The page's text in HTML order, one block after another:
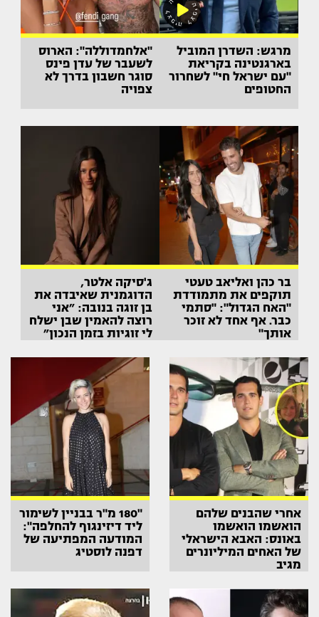
מרגש: השדרן המוביל
בארגנטינה בקריאת
"עם ישראל חי" לשחרור
החטופים
"אלחמדוללה": הארוס
לשעבר של עדן פינס
סוגר חשבון בדרך לא
צפויה
בר כהן ואליאב טעטי
תוקפים את מתמודדת
"האח הגדול": "סתמי
כבר. אף אחד לא זוכר
אותך"
ג'סיקה אלטר,
הדוגמנית שאיבדה את
בן זוגה בנובה: ״אני
רוצה להאמין שבן ישלח
לי זוגיות בזמן הנכון״
אחרי שהבנים שלהם
הואשמו הואשמו
באונס: האבא הישראלי
של האחים המיליונרים
מגיב
"180 מ"ר בבניין לשימור
ליד דיזינגוף להחלפה":
המודעה המפתיעה של
דפנה לוסטיג